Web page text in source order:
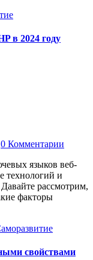
в 2024 году
0 Комментарии
технологий и
рассмотрим,
факторы
свойствами